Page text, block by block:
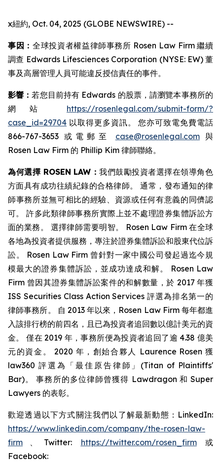
x紐約, Oct. 04, 2025 (GLOBE NEWSWIRE) --
事因： 全球投資者權益律師事務所 Rosen Law Firm 繼續
調查 Edwards Lifesciences Corporation (NYSE: EW) 董
事及高層管理人員可能違反授信責任的事件。
影響：若您目前持有 Edwards 的股票，請瀏覽本事務所的
網站 https://rosenlegal.com/submit-form/?
case_id=29704 以取得更多資訊。 您亦可致電免費電話
866-767-3653 或電郵至 case@rosenlegal.com與
Rosen Law Firm 的 Phillip Kim 律師聯絡。
為何選擇 ROSEN LAW：我們鼓勵投資者選擇在領導角色
方面具有成功往績紀錄的合格律師。 通常，發布通知的律
師事務所並無可相比的經驗、資源或任何有意義的同儕認
可。 許多此類律師事務所實際上並不處理證券集體訴訟方
面的業務。 選擇律師需要明智。 Rosen Law Firm 在全球
各地為投資者提供服務，專注於證券集體訴訟和股東代位訴
訟。 Rosen Law Firm 曾針對一家中國公司發起過迄今規
模最大的證券集體訴訟，並成功達成和解。 Rosen Law
Firm 曾因其證券集體訴訟案件的和解數量，於 2017 年獲
ISS Securities Class Action Services 評選為排名第一的
律師事務所。 自 2013 年以來，Rosen Law Firm 每年都進
入該排行榜的前四名，且已為投資者追回數以億計美元的資
金。 僅在 2019 年，事務所便為投資者追回了逾 4.38 億美
元的資金。 2020 年，創始合夥人 Laurence Rosen 獲
law360 評選為「最佳原告律師」(Titan of Plaintiffs'
Bar)。 事務所的多位律師曾獲得 Lawdragon 和 Super
Lawyers 的表彰。
歡迎透過以下方式關注我們以了解最新動態：LinkedIn:
https://www.linkedin.com/company/the-rosen-law-
firm 、Twitter: https://twitter.com/rosen_firm或
Facebook: